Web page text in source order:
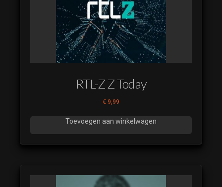
RTL-Z Z Today
€ 9,99
Toevoegen aan winkelwagen